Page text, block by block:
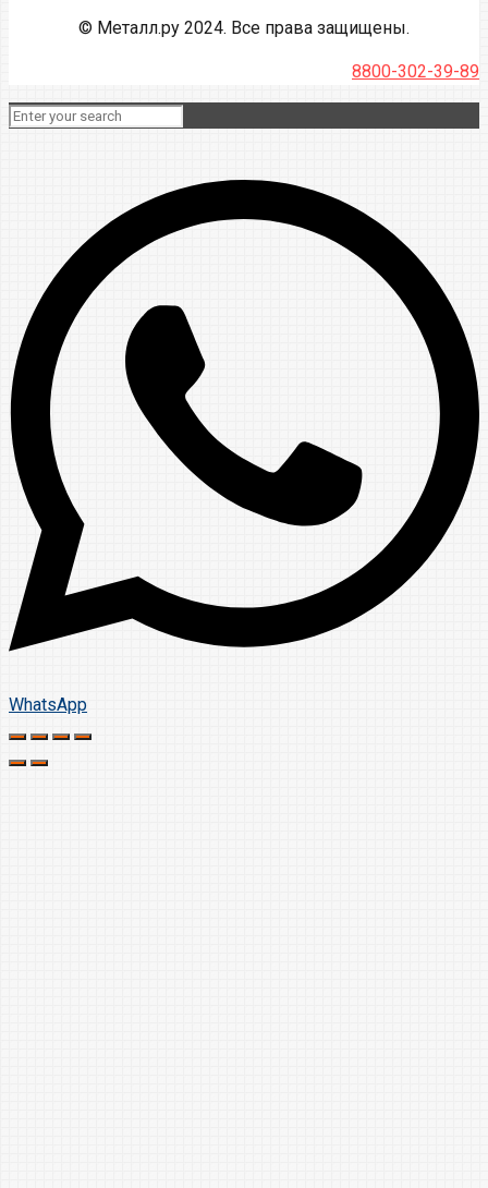
© Металл.ру 2024. Все права защищены.
8800-302-39-89
WhatsApp